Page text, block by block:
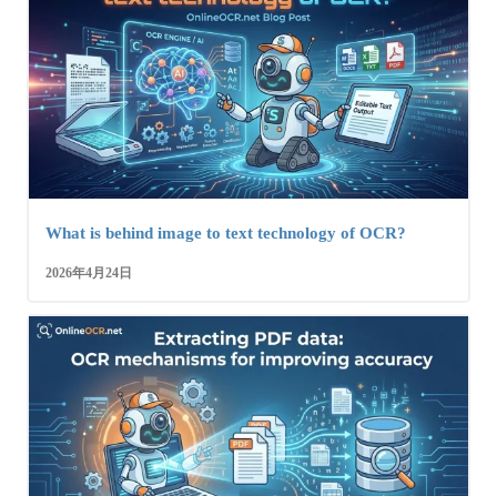
What is behind image to text technology of OCR?
2026年4月24日